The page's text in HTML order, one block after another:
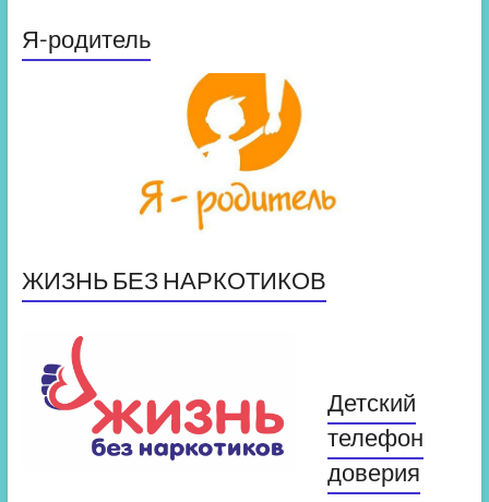
Я-родитель
ЖИЗНЬ БЕЗ НАРКОТИКОВ
Детский
телефон
доверия